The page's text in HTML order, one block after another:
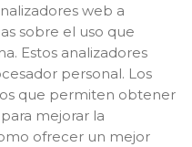
web a
sobre el uso que
Estos analizadores
personal. Los
que permiten obtener
mejorar la
ofrecer un mejor